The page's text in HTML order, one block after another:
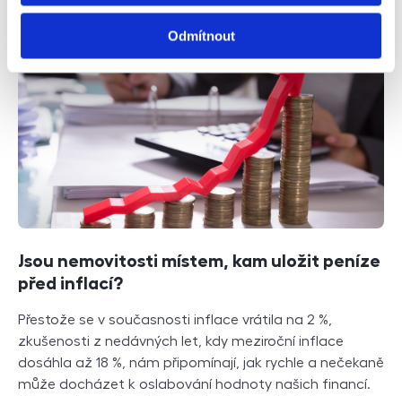
Odmítnout
Jsou nemovitosti místem, kam uložit peníze
před inflací?
Přestože se v současnosti inflace vrátila na 2 %,
zkušenosti z nedávných let, kdy meziroční inflace
dosáhla až 18 %, nám připomínají, jak rychle a nečekaně
může docházet k oslabování hodnoty našich financí.